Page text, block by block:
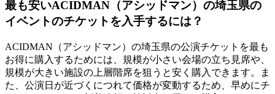
最も安いACIDMAN（アシッドマン）の埼玉県の
イベントのチケットを入手するには？
ACIDMAN（アシッドマン）の埼玉県の公演チケットを最も
お得に購入するためには、規模が小さい会場の立ち見席や、
規模が大きい施設の上層階席を狙うと安く購入できます。ま
た、公演日が近づくにつれて価格が変動するため、早めにチ